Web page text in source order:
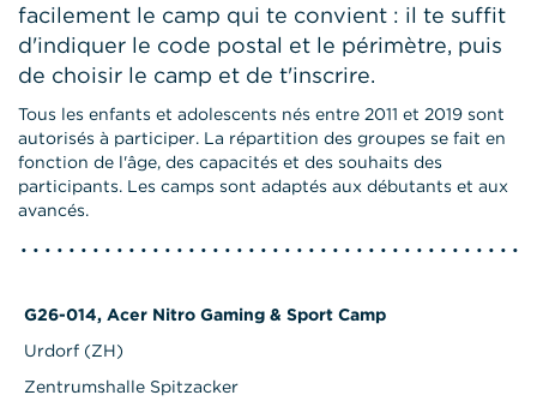
facilement le camp qui te convient : il te suffit
d'indiquer le code postal et le périmètre, puis
de choisir le camp et de t'inscrire.
Tous les enfants et adolescents nés entre 2011 et 2019 sont
autorisés à participer. La répartition des groupes se fait en
fonction de l'âge, des capacités et des souhaits des
participants. Les camps sont adaptés aux débutants et aux
avancés.
G26-014, Acer Nitro Gaming & Sport Camp
Urdorf (ZH)
Zentrumshalle Spitzacker